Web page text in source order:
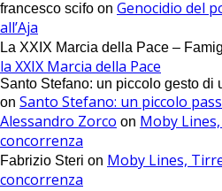
francesco scifo on Genocidio del
all’Aja
La XXIX Marcia della Pace –
la XXIX Marcia della Pace
Santo Stefano: un piccolo gesto di
on Santo Stefano: un piccolo
Alessandro Zorco on Moby
concorrenza
Fabrizio Steri on Moby Lines,
concorrenza